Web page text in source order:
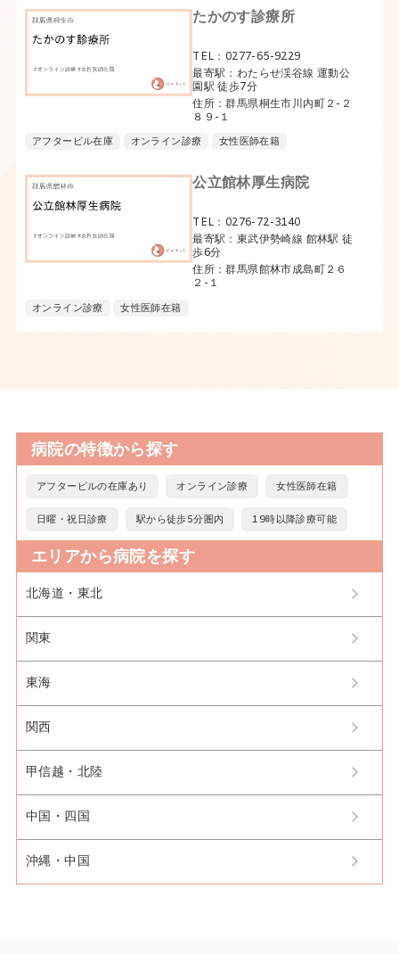
たかのす診療所
TEL：0277-65-9229
最寄駅：わたらせ渓谷線 運動公
園駅 徒歩7分
住所：群馬県桐生市川内町２-２
８９-１
アフターピル在庫 オンライン診療 女性医師在籍
公立館林厚生病院
TEL：0276-72-3140
最寄駅：東武伊勢崎線 館林駅 徒
歩6分
住所：群馬県館林市成島町２６
２-１
オンライン診療 女性医師在籍
病院の特徴から探す
アフターピルの在庫あり オンライン診療 女性医師在籍
日曜・祝日診療 駅から徒歩5分圏内 19時以降診療可能
エリアから病院を探す
北海道・東北
関東
東海
関西
甲信越・北陸
中国・四国
沖縄・中国